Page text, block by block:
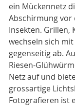
ein Mückennetz
Abschirmung vor
Insekten. Grillen,
wechseln sich
gegenseitig ab.
Riesen-
Netz auf und
grossartige
Fotografieren ist